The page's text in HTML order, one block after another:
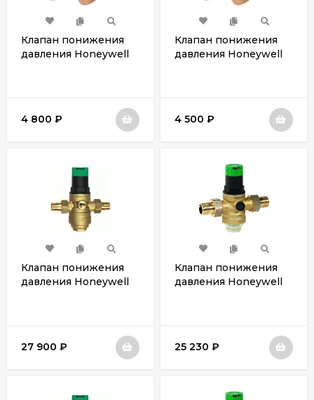
Клапан понижения
давления Honeywell
4 800 ₽
Клапан понижения
давления Honeywell
4 500 ₽
Клапан понижения
давления Honeywell
27 900 ₽
Клапан понижения
давления Honeywell
25 230 ₽